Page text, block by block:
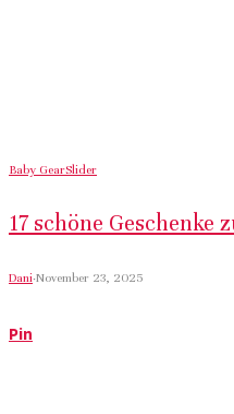
Baby GearSlider
17 schöne Geschenke
Dani·November 23, 2025
Pin